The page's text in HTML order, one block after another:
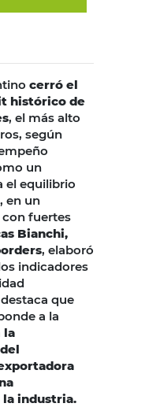
cerró el
histórico de
, el más alto
según
un
el equilibrio
en un
fuertes
Bianchi,
, elaboró
indicadores
que
a la
la
industria.